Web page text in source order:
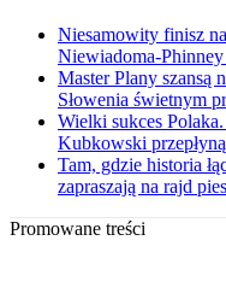
Niesamowity finisz
Niewiadoma-
Master Plany szansą
Słowenia świetnym
Wielki sukces
Kubkowski
Tam, gdzie historia
zapraszają na rajd
Promowane treści